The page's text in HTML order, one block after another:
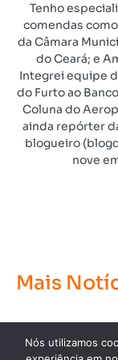
Tenho
comendas
da Câmara
do Ceará; e
Integrei equipe
do Furto ao
Coluna do
ainda repórter
blogueiro
nove
Mais
Nós utilizamos